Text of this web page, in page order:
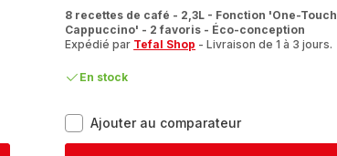
Ajouter au comparateurEvidence
Up
8 recettes de café - 2,3L - Fonction 'One-Touch
Cappuccino' - 2 favoris - Éco-conception
Expédié par Tefal Shop - Livraison de 1 à 3 jours.
En stock